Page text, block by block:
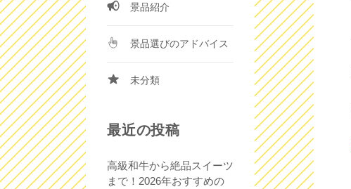
景品紹介
景品選びのアドバイス
未分類
最近の投稿
高級和牛から絶品スイーツ
まで！2026年おすすめの